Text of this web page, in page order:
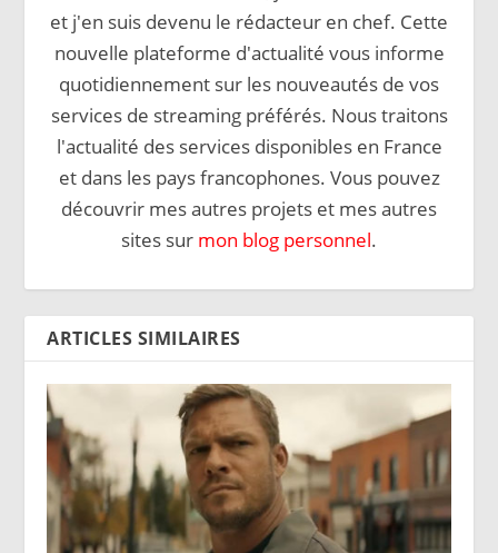
et j'en suis devenu le rédacteur en chef. Cette
nouvelle plateforme d'actualité vous informe
quotidiennement sur les nouveautés de vos
services de streaming préférés. Nous traitons
l'actualité des services disponibles en France
et dans les pays francophones. Vous pouvez
découvrir mes autres projets et mes autres
sites sur mon blog personnel.
ARTICLES SIMILAIRES